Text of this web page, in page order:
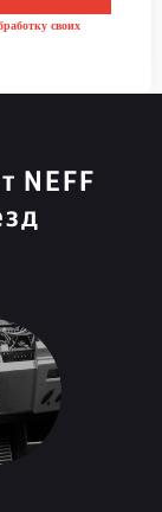
своих
NEFF